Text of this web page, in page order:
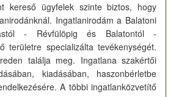
kereső ügyfelek szinte biztos, hogy
Ingatlanirodám a Balatoni
- Révfülöpig és Balatontól -
területre specializálta tevékenységét.
találja meg. Ingatlana szakértői
kiadásában, haszonbérletbe
A többi ingatlanközvetítő